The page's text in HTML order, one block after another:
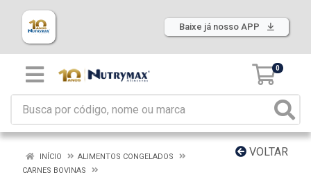
Baixe já nosso APP
0
VOLTAR
INÍCIO
ALIMENTOS CONGELADOS
CARNES BOVINAS